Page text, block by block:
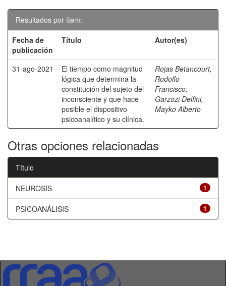
Resultados por ítem:
Fecha de
publicación
Título Autor(es)
31-ago-2021
El tiempo como magnitud
lógica que determina la
constitución del sujeto del
inconsciente y que hace
posible el dispositivo
psicoanalítico y su clínica.
Rojas Betancourt,
Rodolfo
Francisco;
Garzozi Delfini,
Mayko Alberto
Otras opciones relacionadas
Título
1
NEUROSIS
1
PSICOANÁLISIS